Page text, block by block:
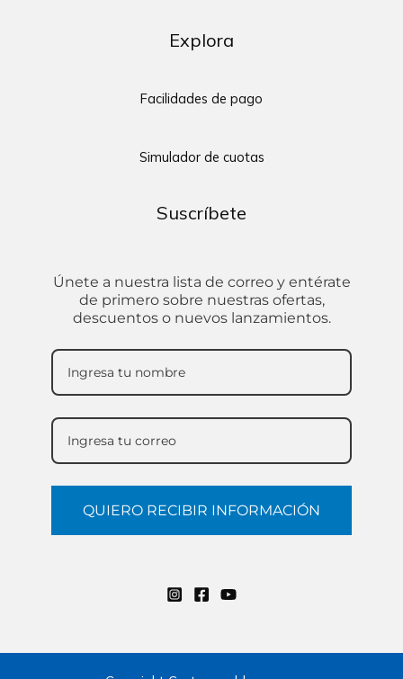
Explora
Facilidades de pago
Simulador de cuotas
Suscríbete
Únete a nuestra lista de correo y entérate
de primero sobre nuestras ofertas,
descuentos o nuevos lanzamientos.
QUIERO RECIBIR INFORMACIÓN